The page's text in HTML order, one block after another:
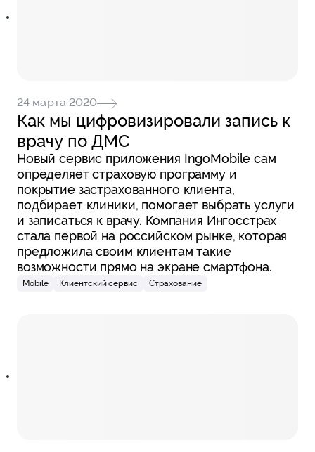
24 марта 2020
Как мы цифровизировали запись к
врачу по ДМС
Новый сервис приложения IngoMobile сам
определяет страховую программу и
покрытие застрахованного клиента,
подбирает клиники, помогает выбрать услуги
и записаться к врачу. Компания Ингосстрах
стала первой на российском рынке, которая
предложила своим клиентам такие
возможности прямо на экране смартфона.
Mobile Клиентский сервис Страхование